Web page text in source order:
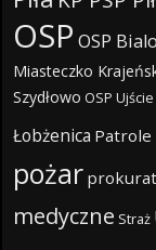
OSP OSP
Miasteczko
Szydłowo OSP Ujście
Łobżenica Patrole
pożar
medyczne Straż